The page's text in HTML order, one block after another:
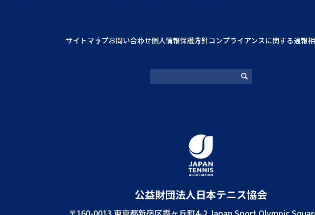
サイトマップお問い合わせ個人情報保護方針コンプライアンスに関する通報
公益財団法⼈⽇本テニス協会